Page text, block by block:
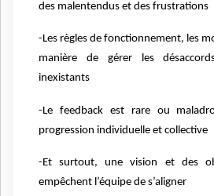
des malentendus et des frustrations
-Les règles de fonctionnement, les
manière de gérer les
inexistants
-Le feedback est rare ou
progression individuelle et collective
-Et surtout, une vision et des
empêchent l’équipe de s’aligner